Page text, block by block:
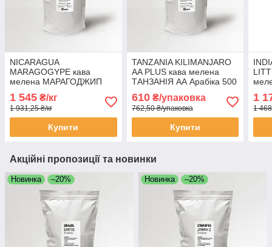
NICARAGUA
MARAGOGYPE кава
мелена МАРАГОДЖИП
Нікарагуа Арабіка 1 кг
Свіжообсмажена кава
мелена Моносорт
1 545 ₴/кг
1 931,25 ₴/кг
Купити
TANZANIA KILIMANJARO
AA PLUS кава мелена
ТАНЗАНІЯ АА Арабіка 500
г Свіжообсмажена кава
Моносорт
610₴/упаковка
762,50 ₴/упаковка
Купити
кг
1
1
Акційні пропозиції та новинки
Новинка –20% Новинка –20%